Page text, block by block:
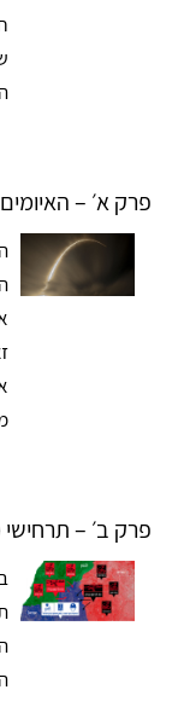
פרק א׳ –
פרק ב׳ –